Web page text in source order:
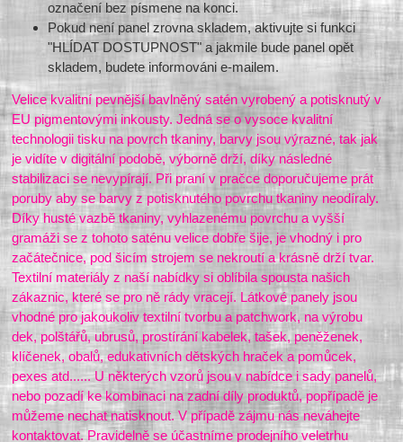
označení bez písmene na konci.
Pokud není panel zrovna skladem, aktivujte si funkci
"HLÍDAT DOSTUPNOST" a jakmile bude panel opět
skladem, budete informováni e-mailem.
Velice kvalitní pevnější bavlněný satén vyrobený a potisknutý v
EU pigmentovými inkousty. Jedná se o vysoce kvalitní
technologii tisku na povrch tkaniny, barvy jsou výrazné, tak jak
je vidíte v digitální podobě, výborně drží, díky následné
stabilizaci se nevypírají. Při praní v pračce doporučujeme prát
poruby aby se barvy z potisknutého povrchu tkaniny neodíraly.
Díky husté vazbě tkaniny, vyhlazenému povrchu a vyšší
gramáži se z tohoto saténu velice dobře šije, je vhodný i pro
začátečnice, pod šicím strojem se nekroutí a krásně drží tvar.
Textilní materiály z naší nabídky si oblíbila spousta našich
zákaznic, které se pro ně rády vracejí. Látkové panely jsou
vhodné pro jakoukoliv textilní tvorbu a patchwork, na výrobu
dek, polštářů, ubrusů, prostírání kabelek, tašek, peněženek,
klíčenek, obalů, edukativních dětských hraček a pomůcek,
pexes atd...... U některých vzorů jsou v nabídce i sady panelů,
nebo pozadí ke kombinaci na zadní díly produktů, popřípadě je
můžeme nechat natisknout. V případě zájmu nás neváhejte
kontaktovat. Pravidelně se účastníme prodejního veletrhu